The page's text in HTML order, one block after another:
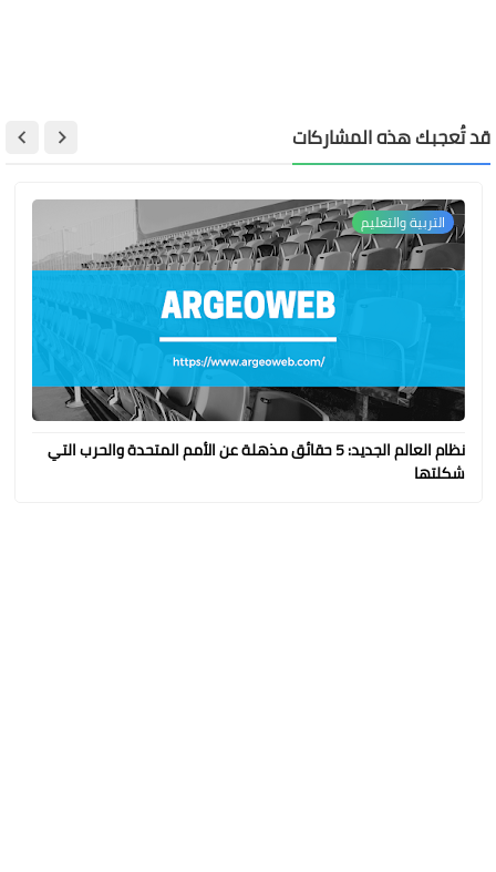
قد تُعجبك هذه المشاركات
التربية والتعليم
نظام العالم الجديد: 5 حقائق مذهلة عن الأمم المتحدة والحرب التي
شكلتها